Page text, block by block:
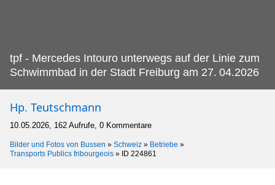
tpf - Mercedes Intouro unterwegs auf der Linie zum
Schwimmbad in der Stadt Freiburg am 27. 04.2026
Hp. Teutschmann
10.05.2026, 162 Aufrufe, 0 Kommentare
Bilder und Fotos von Bussen » Schweiz » Betriebe »
Transports Publics fribourgeois » ID 224861